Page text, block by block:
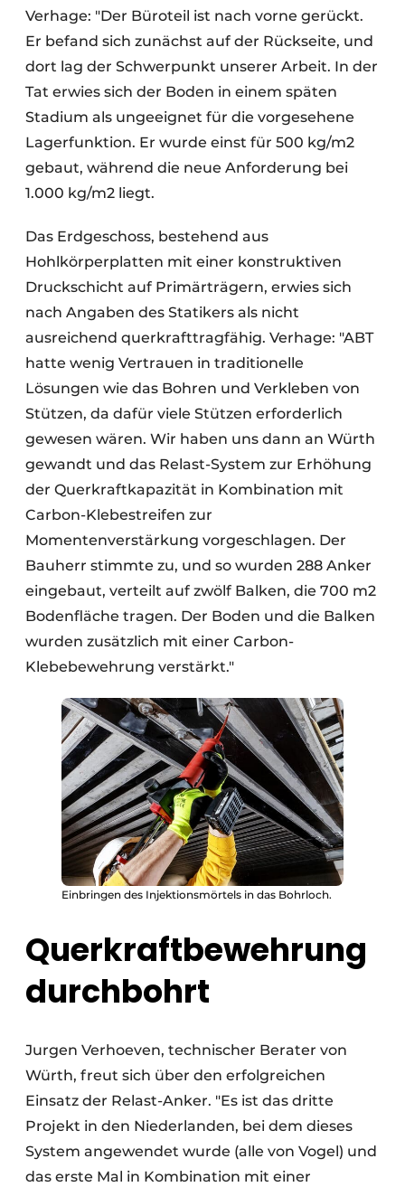
Verhage: "Der Büroteil ist nach vorne gerückt.
Er befand sich zunächst auf der Rückseite, und
dort lag der Schwerpunkt unserer Arbeit. In der
Tat erwies sich der Boden in einem späten
Stadium als ungeeignet für die vorgesehene
Lagerfunktion. Er wurde einst für 500 kg/m2
gebaut, während die neue Anforderung bei
1.000 kg/m2 liegt.
Das Erdgeschoss, bestehend aus
Hohlkörperplatten mit einer konstruktiven
Druckschicht auf Primärträgern, erwies sich
nach Angaben des Statikers als nicht
ausreichend querkrafttragfähig. Verhage: "ABT
hatte wenig Vertrauen in traditionelle
Lösungen wie das Bohren und Verkleben von
Stützen, da dafür viele Stützen erforderlich
gewesen wären. Wir haben uns dann an Würth
gewandt und das Relast-System zur Erhöhung
der Querkraftkapazität in Kombination mit
Carbon-Klebestreifen zur
Momentenverstärkung vorgeschlagen. Der
Bauherr stimmte zu, und so wurden 288 Anker
eingebaut, verteilt auf zwölf Balken, die 700 m2
Bodenfläche tragen. Der Boden und die Balken
wurden zusätzlich mit einer Carbon-
Klebebewehrung verstärkt."
Einbringen des Injektionsmörtels in das Bohrloch.
Querkraftbewehrung
durchbohrt
Jurgen Verhoeven, technischer Berater von
Würth, freut sich über den erfolgreichen
Einsatz der Relast-Anker. "Es ist das dritte
Projekt in den Niederlanden, bei dem dieses
System angewendet wurde (alle von Vogel) und
das erste Mal in Kombination mit einer